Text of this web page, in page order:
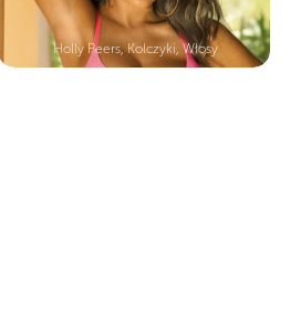
Holly Peers, Kolczyki, Włosy